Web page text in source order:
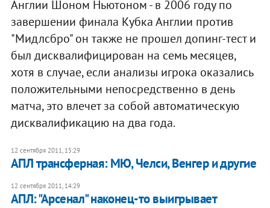
Англии Шоном Ньютоном - в 2006 году по
завершении финала Кубка Англии против
"Мидлсбро" он также не прошел допинг-тест и
был дисквалифицирован на семь месяцев,
хотя в случае, если анализы игрока оказались
положительными непосредственно в день
матча, это влечет за собой автоматическую
дисквалификацию на два года.
12 сентября 2011, 15:29
АПЛ трансферная: МЮ, Челси, Венгер и другие
12 сентября 2011, 14:29
АПЛ: "Арсенал" наконец-то выигрывает